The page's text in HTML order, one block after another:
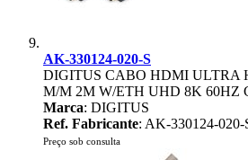
AK-330124-020-S
DIGITUS CABO HDMI ULTRA
M/M 2M W/ETH UHD 8K 60HZ
Marca: DIGITUS
Ref. Fabricante: AK-330124-020-
Preço sob consulta